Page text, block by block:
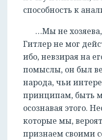
способность к
…Мы не
Гитлер не мог
ибо, невзирая на
помыслы, он был
народа, чьи
принципам, быть
осознавая этого.
которые мы,
признаем своими